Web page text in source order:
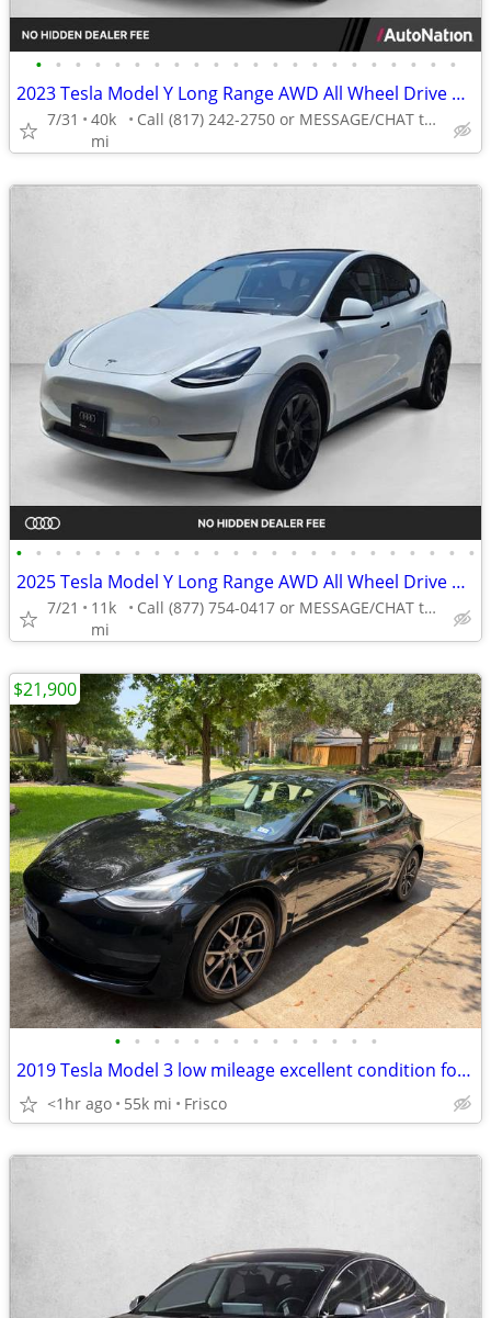
• • • • • • • • • • • • • • • • • • • • • •
2023 Tesla Model Y Long Range AWD All Wheel Drive SUV Electric AUTONATION
7/31
40k
mi
Call (817) 242-2750 or MESSAGE/CHAT to confirm availability
• • • • • • • • • • • • • • • • • • • • • • • •
2025 Tesla Model Y Long Range AWD All Wheel Drive SUV Electric AUTONATION
7/21
11k
mi
Call (877) 754-0417 or MESSAGE/CHAT to confirm availability
• • • • • • • • • • • • • •
2019 Tesla Model 3 low mileage excellent condition for sale
<1hr ago 55k mi Frisco
$21,900